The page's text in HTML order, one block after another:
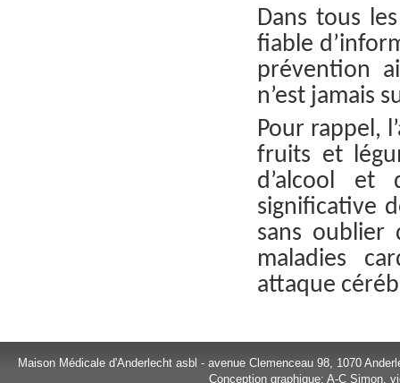
Dans tous
fiable
prévention
n’est jamais
Pour rappel,
fruits et
d’alcool et
significative
sans oublier
maladies
attaque
Maison Médicale d'Anderlecht asbl - avenue Clemenceau 98, 1070
Conception graphique: A-C Simon,